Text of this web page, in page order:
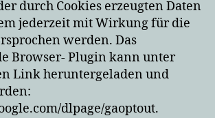
durch Cookies erzeugten Daten
jederzeit mit Wirkung für die
werden. Das
Browser- Plugin kann unter
Link heruntergeladen und
dlpage/gaoptout.